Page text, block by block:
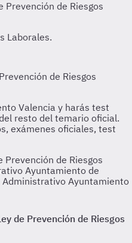
Prevención de Riesgos
Ayuntamiento de
Administrativo Ayuntamiento
de Prevención de Riesgos